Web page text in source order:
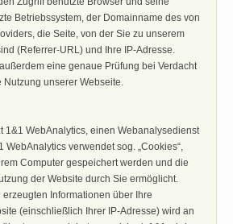
Betriebssystem, der Domainname des von
die Seite, von der Sie zu unserem
(Referrer-URL) und Ihre IP-Adresse.
eine genaue Prüfung bei Verdacht
unserer Webseite.
1&1 WebAnalytics, einen Webanalysedienst
WebAnalytics verwendet sog. „Cookies“,
Computer gespeichert werden und die
der Website durch Sie ermöglicht.
Informationen über Ihre
(einschließlich Ihrer IP-Adresse) wird an